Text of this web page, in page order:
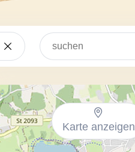
Karte anzeigen